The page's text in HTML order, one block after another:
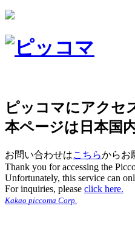
ピッコマにアクセ
本ページは日本国
お問い合わせはこちらからお
Thank you for accessing the
Unfortunately, this service can
For inquiries, please click here.
Kakao piccoma Corp.